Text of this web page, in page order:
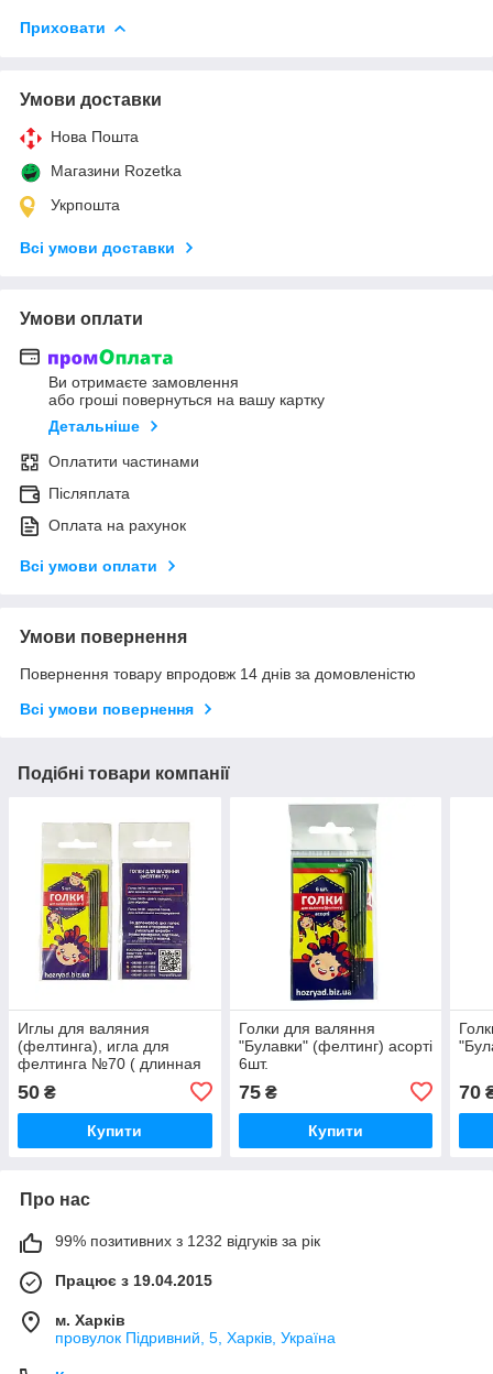
Приховати
Умови доставки
Нова Пошта
Магазини Rozetka
Укрпошта
Всі умови доставки
Умови оплати
Ви отримаєте замовлення
або гроші повернуться на вашу картку
Детальніше
Оплатити частинами
Післяплата
Оплата на рахунок
Всі умови оплати
Умови повернення
Повернення товару впродовж 14 днів за домовленістю
Всі умови повернення
Подібні товари компанії
Иглы для валяния
(фелтинга), игла для
фелтинга №70 ( длинная
и широкая для основного
обьема)
50 ₴
Купити
Голки для валяння
"Булавки" (фелтинг) асорті
6шт.
75₴
Купити
70
Про нас
99% позитивних з 1232 відгуків за рік
Працює з 19.04.2015
м. Харків
провулок Підривний, 5, Харків, Україна